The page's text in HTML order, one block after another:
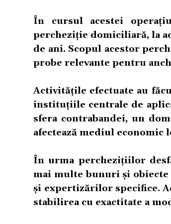
În cursul acestei
percheziție domiciliară, la
de ani. Scopul acestor
probe relevante pentru
Activitățile efectuate au
instituțiile centrale de
sfera contrabandei, un
afectează mediul economic
În urma perchezițiilor
mai multe bunuri și obiecte
și expertizărilor specifice.
stabilirea cu exactitate a